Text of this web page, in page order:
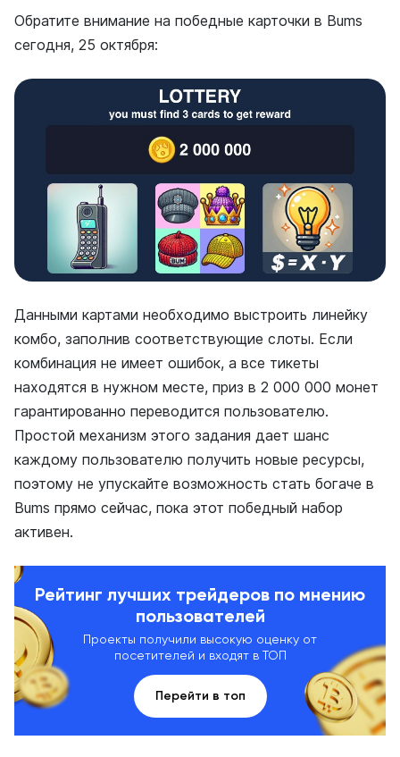
Обратите внимание на победные карточки в Bums
сегодня, 25 октября:
Данными картами необходимо выстроить линейку
комбо, заполнив соответствующие слоты. Если
комбинация не имеет ошибок, а все тикеты
находятся в нужном месте, приз в 2 000 000 монет
гарантированно переводится пользователю.
Простой механизм этого задания дает шанс
каждому пользователю получить новые ресурсы,
поэтому не упускайте возможность стать богаче в
Bums прямо сейчас, пока этот победный набор
активен.
Рейтинг лучших трейдеров по мнению
пользователей
Проекты получили высокую оценку от
посетителей и входят в ТОП
Перейти в топ